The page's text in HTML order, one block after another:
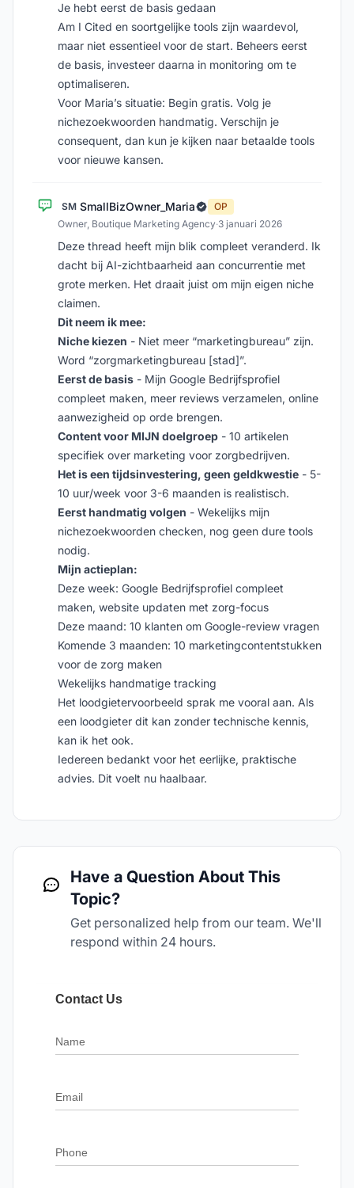
Je hebt eerst de basis gedaan
Am I Cited en soortgelijke tools zijn waardevol,
maar niet essentieel voor de start. Beheers eerst
de basis, investeer daarna in monitoring om te
optimaliseren.
Voor Maria’s situatie: Begin gratis. Volg je
nichezoekwoorden handmatig. Verschijn je
consequent, dan kun je kijken naar betaalde tools
voor nieuwe kansen.
SM SmallBizOwner_Maria
OP
Owner, Boutique Marketing Agency·3 januari 2026
Deze thread heeft mijn blik compleet veranderd. Ik
dacht bij AI-zichtbaarheid aan concurrentie met
grote merken. Het draait juist om mijn eigen niche
claimen.
Dit neem ik mee:
Niche kiezen - Niet meer “marketingbureau” zijn.
Word “zorgmarketingbureau [stad]”.
Eerst de basis - Mijn Google Bedrijfsprofiel
compleet maken, meer reviews verzamelen, online
aanwezigheid op orde brengen.
Content voor MIJN doelgroep - 10 artikelen
specifiek over marketing voor zorgbedrijven.
Het is een tijdsinvestering, geen geldkwestie - 5-
10 uur/week voor 3-6 maanden is realistisch.
Eerst handmatig volgen - Wekelijks mijn
nichezoekwoorden checken, nog geen dure tools
nodig.
Mijn actieplan:
Deze week: Google Bedrijfsprofiel compleet
maken, website updaten met zorg-focus
Deze maand: 10 klanten om Google-review vragen
Komende 3 maanden: 10 marketingcontentstukken
voor de zorg maken
Wekelijks handmatige tracking
Het loodgietervoorbeeld sprak me vooral aan. Als
een loodgieter dit kan zonder technische kennis,
kan ik het ook.
Iedereen bedankt voor het eerlijke, praktische
advies. Dit voelt nu haalbaar.
Have a Question About This
Topic?
Get personalized help from our team. We'll
respond within 24 hours.